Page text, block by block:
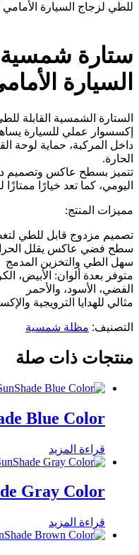
للطي لزجاج السيارة الأمامي
ستارة شمسية
السيارة
الستارة الشمسية القابلة
إكسسوار عملي للسيارة
داخل المركبة، حماية لوحة
الحارة.
تتميز بسطح عاكس وتصميم
اليومي، كما تعد خيارًا ممتازًا
مميزات المنتج:
تصميم مزدوج قابل للطي
سطح فضي عاكس يقلل
سهل الطي والتخزين المدمج
متوفر بعدة ألوان: الأبيض،
الفضي، الأسود، والأحمر
مثالي للهدايا الترويجية
التصنيف: مظلة شمسية
منتجات ذات صلة
Blue Color
قراءة المزيد
Gray Color
قراءة المزيد